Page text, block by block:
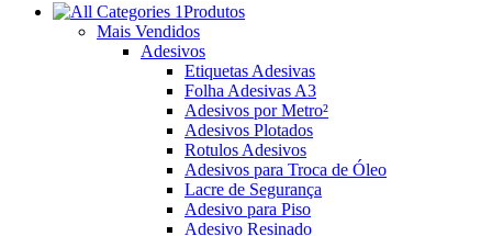
Produtos
Mais Vendidos
Adesivos
Etiquetas Adesivas
Folha Adesivas A3
Adesivos por Metro²
Adesivos Plotados
Rotulos Adesivos
Adesivos para Troca de Óleo
Lacre de Segurança
Adesivo para Piso
Adesivo Resinado